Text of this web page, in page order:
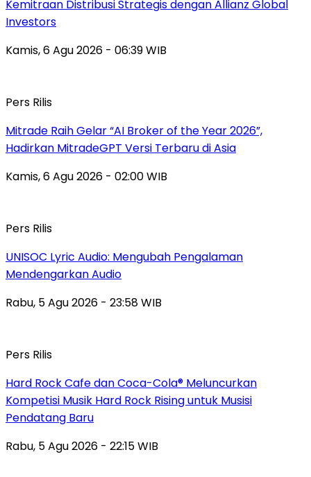
Kemitraan Distribusi Strategis dengan Allianz Global
Investors
Kamis, 6 Agu 2026 - 06:39 WIB
Pers Rilis
Mitrade Raih Gelar “AI Broker of the Year 2026”,
Hadirkan MitradeGPT Versi Terbaru di Asia
Kamis, 6 Agu 2026 - 02:00 WIB
Pers Rilis
UNISOC Lyric Audio: Mengubah Pengalaman
Mendengarkan Audio
Rabu, 5 Agu 2026 - 23:58 WIB
Pers Rilis
Hard Rock Cafe dan Coca-Cola® Meluncurkan
Kompetisi Musik Hard Rock Rising untuk Musisi
Pendatang Baru
Rabu, 5 Agu 2026 - 22:15 WIB